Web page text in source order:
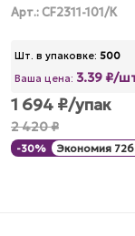
Арт.: CF2311-101/К
Шт. в упаковке: 500
Ваша цена: 3.39 ₽/
1 694 ₽/упак
2 420₽
-30% Экономия 726